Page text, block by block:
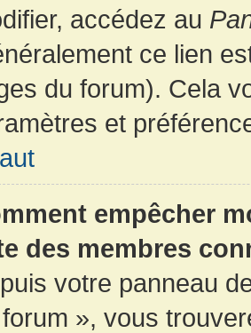
accédez au
ce lien
du forum). Cela
et
empêcher
des membres
votre panneau
», vous